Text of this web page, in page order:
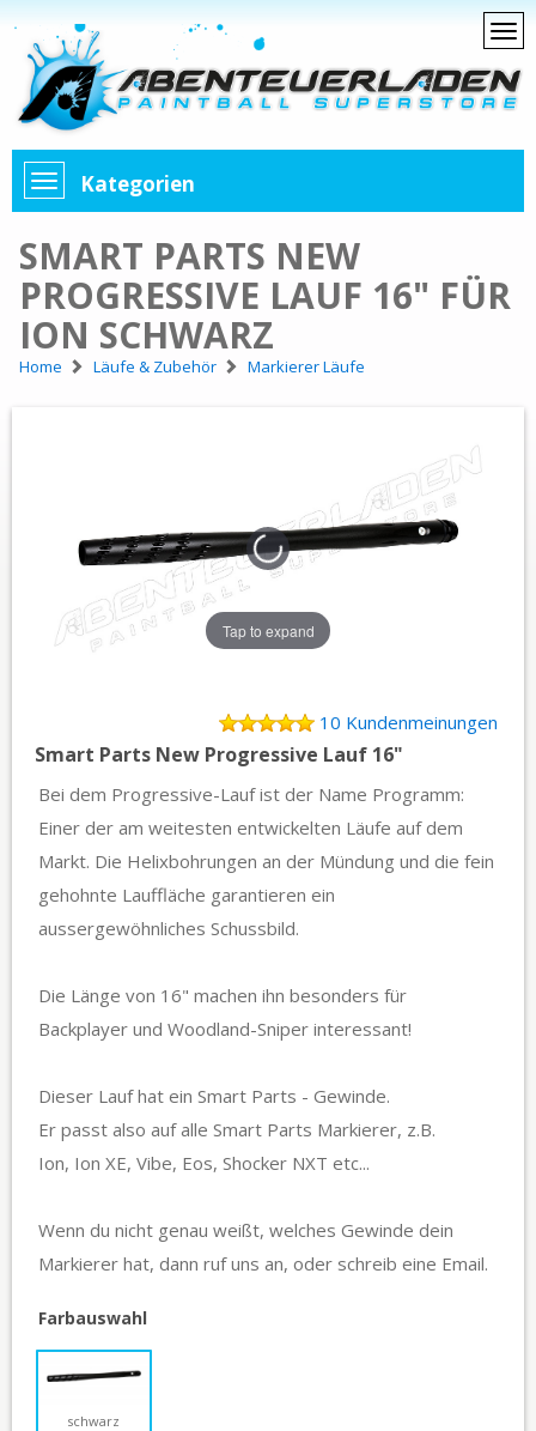
Kategorien
SMART PARTS NEW
PROGRESSIVE LAUF 16" FÜR
ION SCHWARZ
Home Läufe & Zubehör Markierer Läufe
Tap to expand
10 Kundenmeinungen
Smart Parts New Progressive Lauf 16"
Bei dem Progressive-Lauf ist der Name Programm:
Einer der am weitesten entwickelten Läufe auf dem
Markt. Die Helixbohrungen an der Mündung und die fein
gehohnte Lauffläche garantieren ein
aussergewöhnliches Schussbild.
Die Länge von 16" machen ihn besonders für
Backplayer und Woodland-Sniper interessant!
Dieser Lauf hat ein Smart Parts - Gewinde.
Er passt also auf alle Smart Parts Markierer, z.B.
Ion, Ion XE, Vibe, Eos, Shocker NXT etc...
Wenn du nicht genau weißt, welches Gewinde dein
Markierer hat, dann ruf uns an, oder schreib eine Email.
Farbauswahl
schwarz